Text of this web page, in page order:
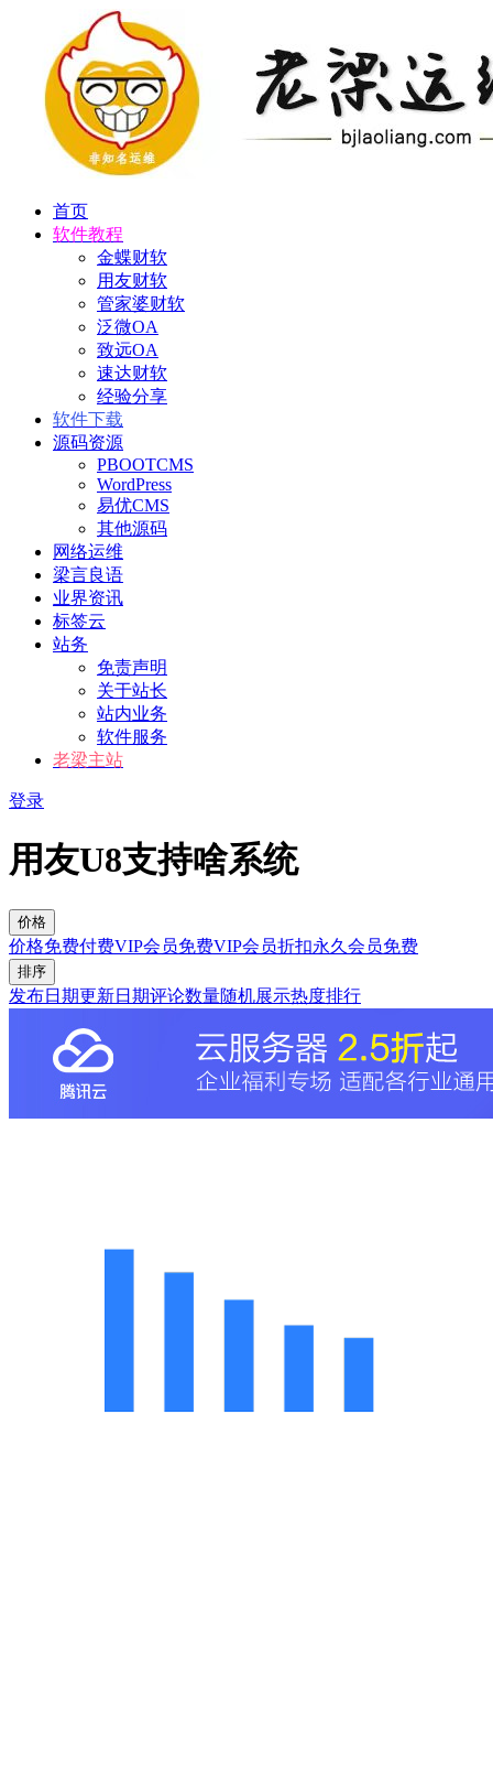
首页
软件教程
金蝶财软
用友财软
管家婆财软
泛微OA
致远OA
速达财软
经验分享
软件下载
源码资源
PBOOTCMS
WordPress
易优CMS
其他源码
网络运维
梁言良语
业界资讯
标签云
站务
免责声明
关于站长
站内业务
软件服务
老梁主站
登录
用友U8支持啥系统
价格
价格免费付费VIP会员免费VIP会员折扣永久会员免费
排序
发布日期更新日期评论数量随机展示热度排行